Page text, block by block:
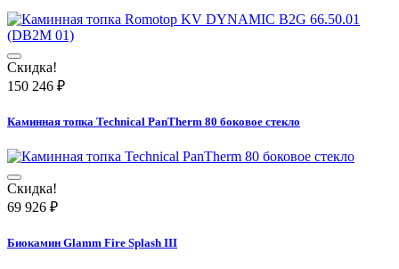
Скидка!
150 246 ₽
Каминная топка Technical PanTherm 80 боковое стекло
Скидка!
69 926 ₽
Биокамин Glamm Fire Splash III